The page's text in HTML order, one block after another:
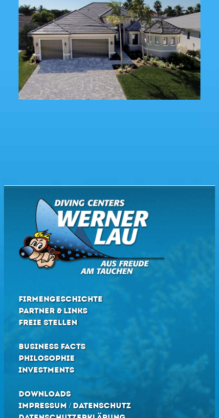
FIRMENGESCHICHTE
PARTNER & LINKS
FREIE STELLEN
BUSINESS FACTS
PHILOSOPHIE
INVESTMENTS
DOWNLOADS
IMPRESSUM / DATENSCHUTZ